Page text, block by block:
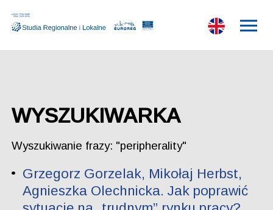
WYSZUKIWARKA
Wyszukiwanie frazy: "peripherality"
Grzegorz Gorzelak, Mikołaj Herbst,
Agnieszka Olechnicka. Jak poprawić